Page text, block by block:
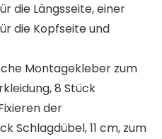
die Längsseite, einer
die Kopfseite und
Montagekleber zum
8 Stück
der
Schlagdübel, 11 cm, zum